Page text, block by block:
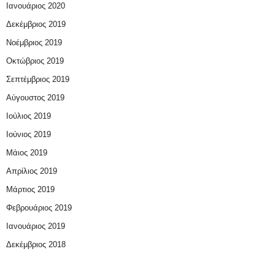
Ιανουάριος 2020
Δεκέμβριος 2019
Νοέμβριος 2019
Οκτώβριος 2019
Σεπτέμβριος 2019
Αύγουστος 2019
Ιούλιος 2019
Ιούνιος 2019
Μάιος 2019
Απρίλιος 2019
Μάρτιος 2019
Φεβρουάριος 2019
Ιανουάριος 2019
Δεκέμβριος 2018